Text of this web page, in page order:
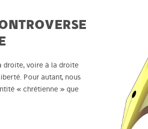
droite, voire à la droite
Pour autant, nous
« chrétienne » que